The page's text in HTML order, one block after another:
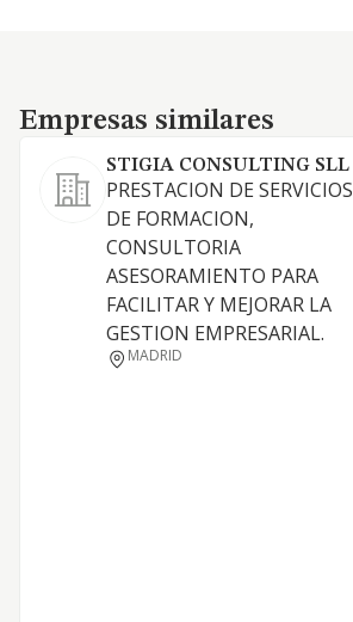
Empresas similares
Empresas similares
STIGIA CONSULTING SLL
PRESTACION DE SERVICIOS
DE FORMACION,
CONSULTORIA
ASESORAMIENTO PARA
FACILITAR Y MEJORAR LA
GESTION EMPRESARIAL.
MADRID